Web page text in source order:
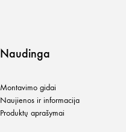
Naudinga
Montavimo gidai
Naujienos ir informacija
Produktų aprašymai